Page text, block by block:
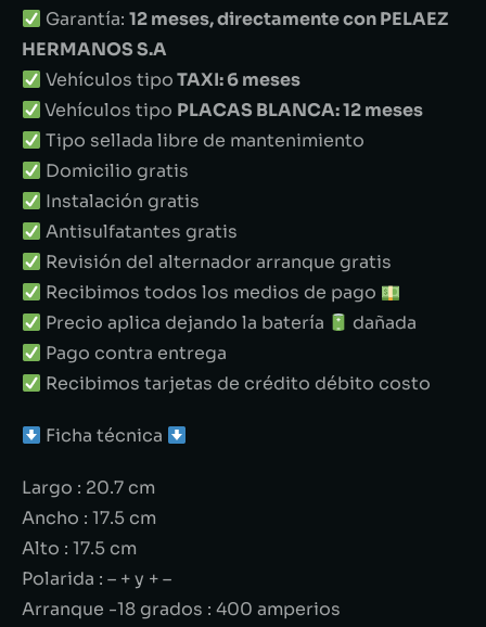
Garantía:12 meses, directamente con PELAEZ
HERMANOS S.A
Vehículos tipoTAXI: 6 meses
Vehículos tipo PLACAS BLANCA: 12 meses
Tipo sellada libre de mantenimiento
Domicilio gratis
Instalación gratis
Antisulfatantes gratis
Revisión del alternador arranque gratis
Recibimos todos los medios de pago
Precio aplica dejando la batería
dañada
Pago contra entrega
Recibimos tarjetas de crédito débito costo
Ficha técnica
Largo : 20.7 cm
Ancho : 17.5 cm
Alto : 17.5 cm
Polarida : – + y + –
Arranque -18 grados : 400 amperios